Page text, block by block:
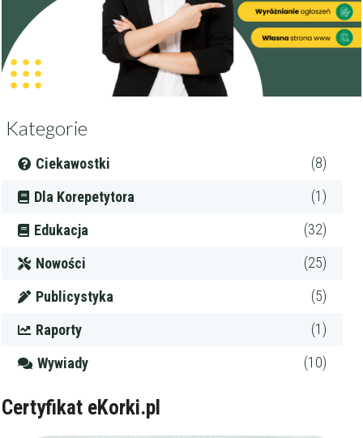
Kategorie
Ciekawostki (8)
Dla Korepetytora (1)
Edukacja (32)
Nowości (25)
Publicystyka (5)
Raporty (1)
Wywiady (10)
Certyfikat eKorki.pl